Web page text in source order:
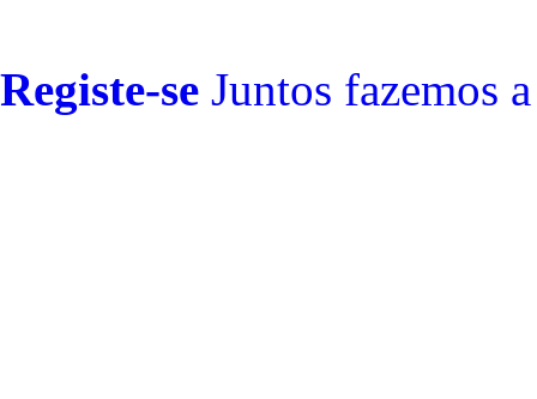
Registe-se Juntos fazemos